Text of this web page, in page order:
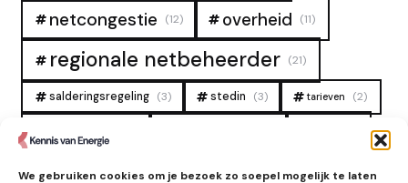
We gebruiken cookies om je bezoek zo soepel mogelijk te laten
netcongestie (12) overheid (11)
regionale netbeheerder (21)
salderingsregeling (3) stedin (3) tarieven (2)
tennet
zonne-energie (9)